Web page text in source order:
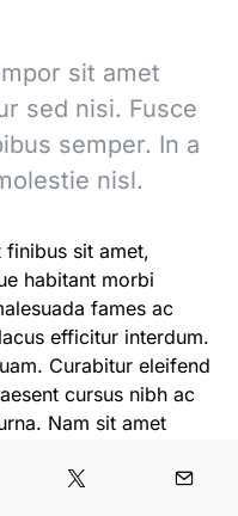
sit amet
sed nisi. Fusce
semper. In a
nisl.
finibus sit amet,
habitant morbi
fames ac
efficitur interdum.
Curabitur eleifend
cursus nibh ac
Nam sit amet